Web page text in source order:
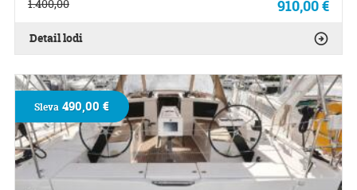
1.400,00 910,00 €
Detail lodi
Sleva490,00 €